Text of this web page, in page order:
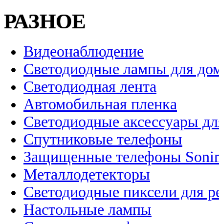
РАЗНОЕ
Видеонаблюдение
Светодиодные лампы для
Светодиодная лента
Автомобильная пленка
Светодиодные аксессуары
Спутниковые телефоны
Защищенные телефоны
Металлодетекторы
Светодиодные пиксели для
Настольные лампы